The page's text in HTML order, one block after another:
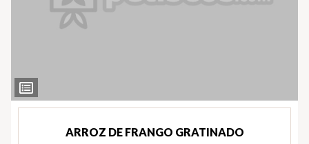
Ver
Ingredientes
ARROZ DE FRANGO GRATINADO